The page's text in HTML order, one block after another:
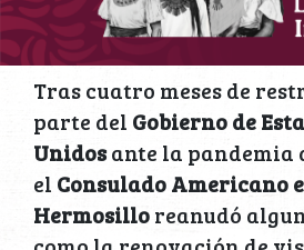
Tras cuatro meses de
parte del Gobierno de
Unidosante la pandemia
el Consulado Americano
Hermosilloreanudó